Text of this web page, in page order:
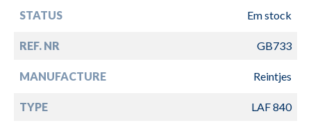
STATUS Em stock
REF. NR GB733
MANUFACTURE Reintjes
TYPE LAF 840